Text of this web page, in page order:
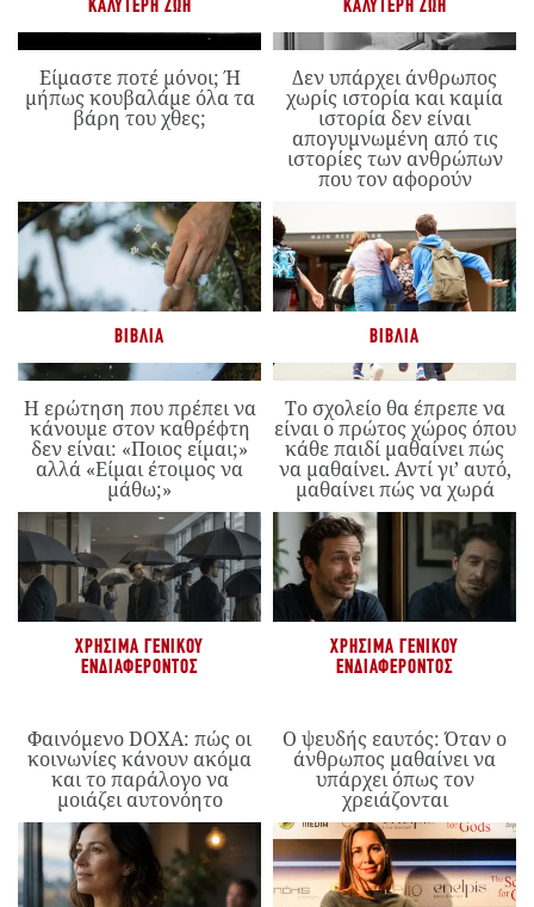
ΚΑΛΎΤΕΡΗ ΖΩΉ
Είμαστε ποτέ μόνοι; Ή
μήπως κουβαλάμε όλα τα
βάρη του χθες;
ΚΑΛΎΤΕΡΗ ΖΩΉ
Δεν υπάρχει άνθρωπος
χωρίς ιστορία και καμία
ιστορία δεν είναι
απογυμνωμένη από τις
ιστορίες των ανθρώπων
που τον αφορούν
ΒΙΒΛΊΑ
Η ερώτηση που πρέπει να
κάνουμε στον καθρέφτη
δεν είναι: «Ποιος είμαι;»
αλλά «Είμαι έτοιμος να
μάθω;»
ΒΙΒΛΊΑ
Το σχολείο θα έπρεπε να
είναι ο πρώτος χώρος όπου
κάθε παιδί μαθαίνει πώς
να μαθαίνει. Αντί γι’ αυτό,
μαθαίνει πώς να χωρά
ΧΡΉΣΙΜΑ ΓΕΝΙΚΟΎ
ΕΝΔΙΑΦΈΡΟΝΤΟΣ
Φαινόμενο DOXA: πώς οι
κοινωνίες κάνουν ακόμα
και το παράλογο να
μοιάζει αυτονόητο
ΧΡΉΣΙΜΑ ΓΕΝΙΚΟΎ
ΕΝΔΙΑΦΈΡΟΝΤΟΣ
Ο ψευδής εαυτός: Όταν ο
άνθρωπος μαθαίνει να
υπάρχει όπως τον
χρειάζονται